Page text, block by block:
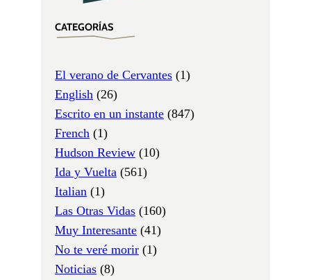
CATEGORÍAS
El verano de Cervantes (1)
English (26)
Escrito en un instante (847)
French (1)
Hudson Review (10)
Ida y Vuelta (561)
Italian (1)
Las Otras Vidas (160)
Muy Interesante (41)
No te veré morir (1)
Noticias (8)